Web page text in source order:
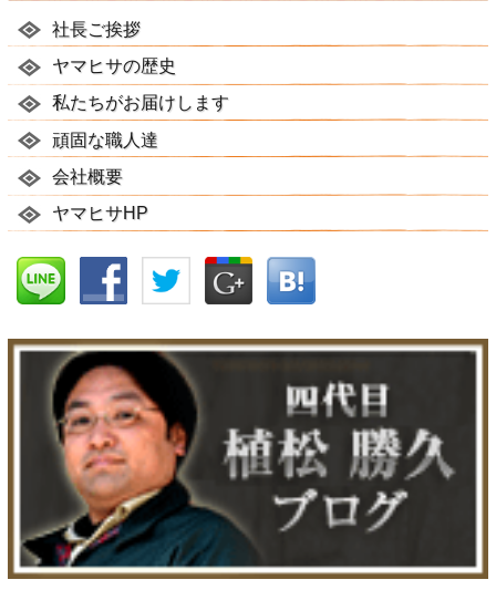
社長ご挨拶
ヤマヒサの歴史
私たちがお届けします
頑固な職人達
会社概要
ヤマヒサHP